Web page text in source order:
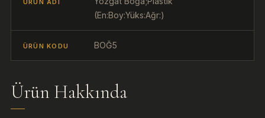
ÜRÜN ADI
(En:Boy:Yüks:Ağr:)
ÜRÜN KODU BOĞ5
Ürün Hakkında